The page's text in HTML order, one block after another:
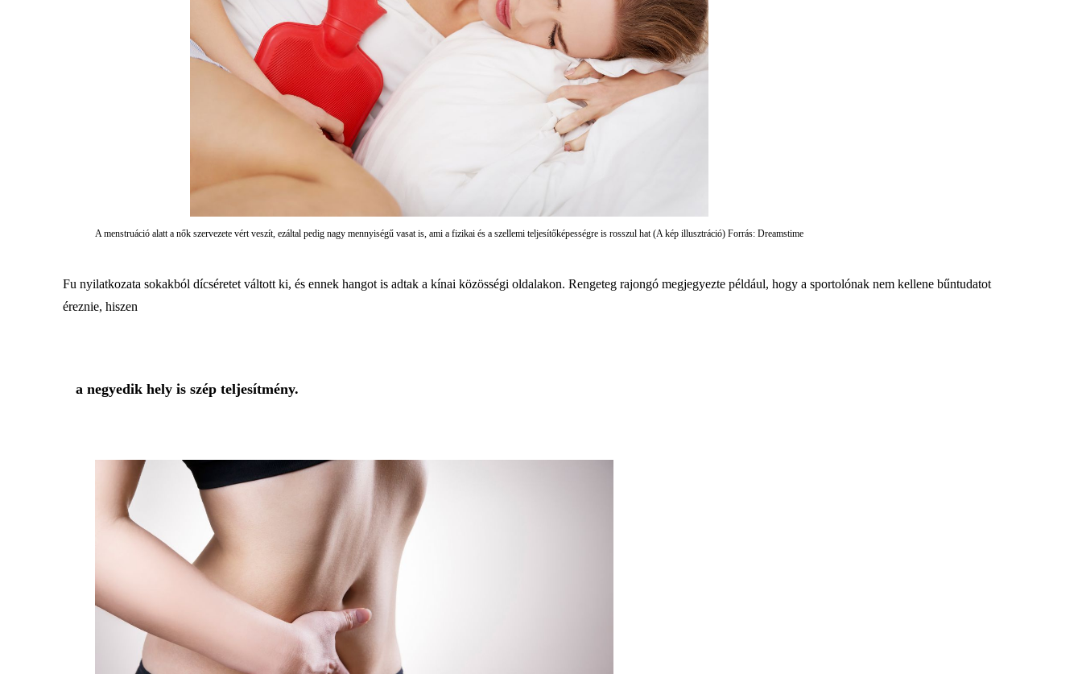
A menstruáció alatt a nők szervezete vért veszít, ezáltal pedig nagy mennyiségű vasat is, ami a fizikai és a szellemi teljesítőképességre is rosszul hat (A kép illusztráció) Forrás: Dreamstime
Fu nyilatkozata sokakból dícséretet váltott ki, és ennek hangot is adtak a kínai közösségi oldalakon. Rengeteg rajongó megjegyezte például, hogy a sportolónak nem kellene bűntudatot
éreznie, hiszen
a negyedik hely is szép teljesítmény.